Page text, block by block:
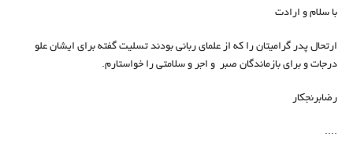
با سلام و ارادت
ارتحال پدر گرامیتان را که از علمای ربانی بودند تسلیت گفته برای ایشان علو
درجات و برای بازماندگان صبر و اجر و سلامتی را خواستارم.
رضابرنجکار
....